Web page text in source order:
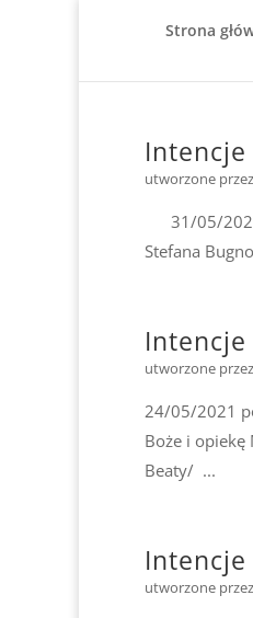
Strona
Intencje
utworzone przez
31/05/2021
Stefana
Intencje
utworzone przez
24/05/2021
Boże i
Beaty/ ...
Intencje
utworzone przez